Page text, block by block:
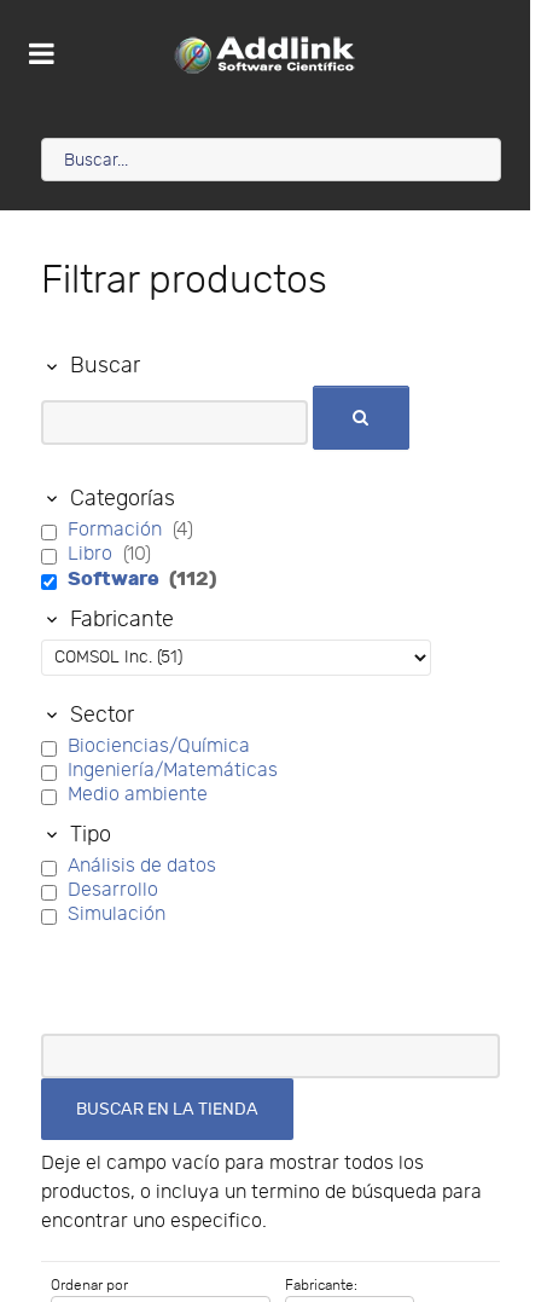
Filtrar productos
Buscar
Categorías
Formación (4)
Libro (10)
Software (112)
Fabricante
Sector
Biociencias/Química
Ingeniería/Matemáticas
Medio ambiente
Tipo
Análisis de datos
Desarrollo
Simulación
Deje el campo vacío para mostrar todos los
productos, o incluya un termino de búsqueda para
encontrar uno especifico.
Ordenar por
Fabricante: